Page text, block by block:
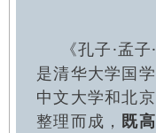
《孔子·孟
是清华大学国
中文大学和北
整理而成， 既